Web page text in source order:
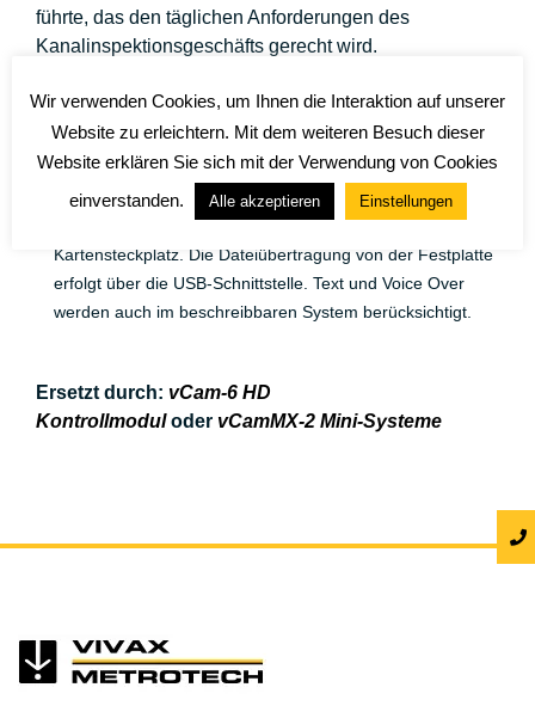
führte, das den täglichen Anforderungen des
Kanalinspektionsgeschäfts gerecht wird.
Anzeige-System (Update auf Aufzeichnung zu einem
späteren Zeitpunkt möglich)
Anzeige- und Aufzeichnungssystem. Die Aufnahme erfolgt
auf der internen 120 GB Festplatte oder über den SD-
Kartensteckplatz. Die Dateiübertragung von der Festplatte
erfolgt über die USB-Schnittstelle. Text und Voice Over
werden auch im beschreibbaren System berücksichtigt.
Ersetzt durch: vCam-6 HD
Kontrollmoduloder vCamMX-2 Mini-Systeme
Wir verwenden Cookies, um Ihnen die Interaktion auf unserer
Website zu erleichtern. Mit dem weiteren Besuch dieser
Website erklären Sie sich mit der Verwendung von Cookies
einverstanden.
Alle akzeptieren Einstellungen